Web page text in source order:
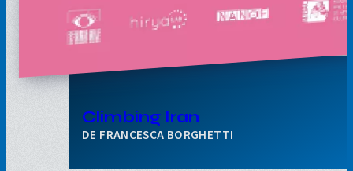
Climbing Iran
FRANCESCA BORGHETTI